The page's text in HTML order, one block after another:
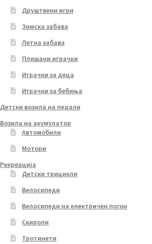
Друштвени игри
Зимска забава
Летна забава
Плишани играчки
Играчки за деца
Играчки за бебиња
Детски возила на педали
Возила на акумулатор
Автомобили
Мотори
Рекреација
Детски трицикли
Велосипеди
Велосипеди на електричен погон
Скироли
Тротинети